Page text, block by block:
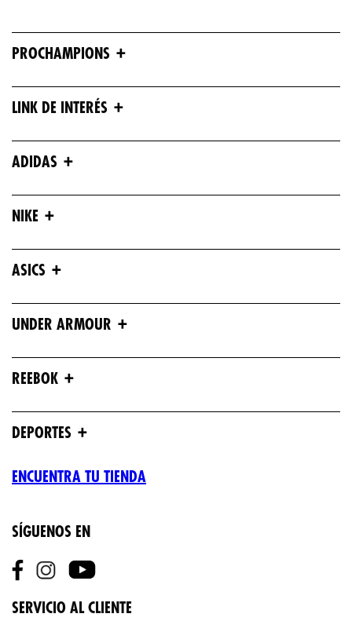
PROCHAMPIONS +
LINK DE INTERÉS +
ADIDAS +
NIKE +
ASICS +
UNDER ARMOUR +
REEBOK +
DEPORTES +
ENCUENTRA TU TIENDA
SÍGUENOS EN
SERVICIO AL CLIENTE